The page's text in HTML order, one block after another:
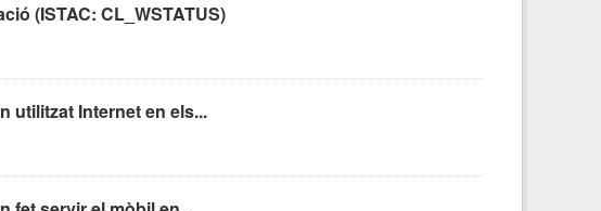
(ISTAC: CL_WSTATUS)
utilitzat Internet en els...